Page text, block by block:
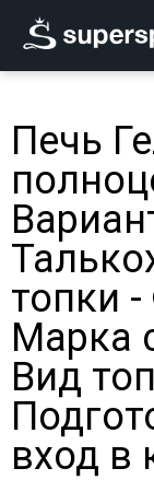
Печь
топки
Марка
Вид
вход в